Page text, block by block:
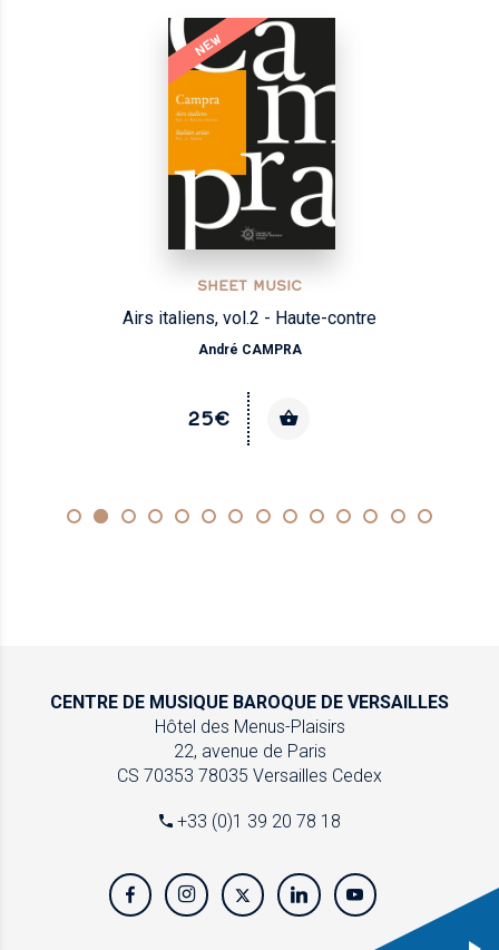
NEW
SHEET MUSIC
Airs italiens, vol.2 - Haute-contre
André CAMPRA
25€
CENTRE DE MUSIQUE BAROQUE DE VERSAILLES
Hôtel des Menus-Plaisirs
22, avenue de Paris
CS 70353 78035 Versailles Cedex
+33 (0)1 39 20 78 18